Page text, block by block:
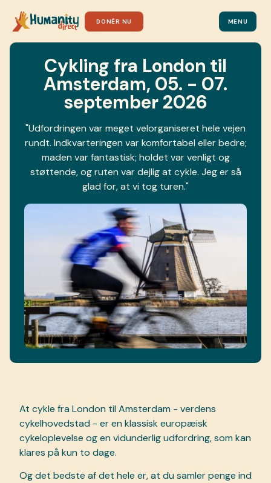
DONÉR NU MENU
Cykling fra London til
Amsterdam, 05. - 07.
september 2026
"Udfordringen var meget velorganiseret hele vejen
rundt. Indkvarteringen var komfortabel eller bedre;
maden var fantastisk; holdet var venligt og
støttende, og ruten var dejlig at cykle. Jeg er så
glad for, at vi tog turen."
At cykle fra London til Amsterdam - verdens
cykelhovedstad - er en klassisk europæisk
cykeloplevelse og en vidunderlig udfordring, som kan
klares på kun to dage.
Og det bedste af det hele er, at du samler penge ind